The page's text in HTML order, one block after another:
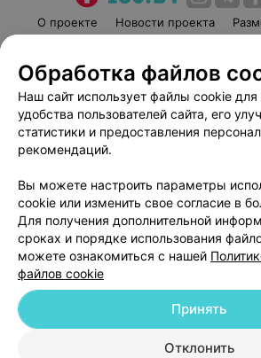
О проекте Новости проекта
Пользовательское соглашение
Вакансии
Написать руководителю
Обработка персональных
© 2026 ООО «Артокс Лаб», УНП 191700409
|
Обработка файлов
Наш сайт использует файлы cookie для
удобства пользователей сайта, его
статистики и предоставления
рекомендаций.
Вы можете настроить параметры
cookie или изменить свое согласие в
Для получения дополнительной
сроках и порядке использования
можете ознакомиться с нашей
файлов cookie
Отклонить
Принять